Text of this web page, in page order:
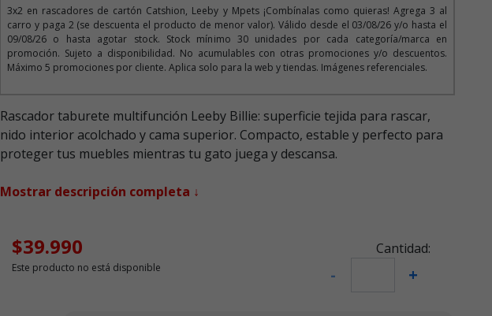
3x2 en rascadores de cartón Catshion, Leeby y Mpets ¡Combínalas como quieras! Agrega 3 al
carro y paga 2 (se descuenta el producto de menor valor). Válido desde el 03/08/26 y/o hasta el
09/08/26 o hasta agotar stock. Stock mínimo 30 unidades por cada categoría/marca en
promoción. Sujeto a disponibilidad. No acumulables con otras promociones y/o descuentos.
Máximo 5 promociones por cliente. Aplica solo para la web y tiendas. Imágenes referenciales.
Rascador taburete multifunción Leeby Billie: superficie tejida para rascar,
nido interior acolchado y cama superior. Compacto, estable y perfecto para
proteger tus muebles mientras tu gato juega y descansa.
Mostrar descripción completa ↓
Cantidad:
- +
$39.990
Este producto no está disponible